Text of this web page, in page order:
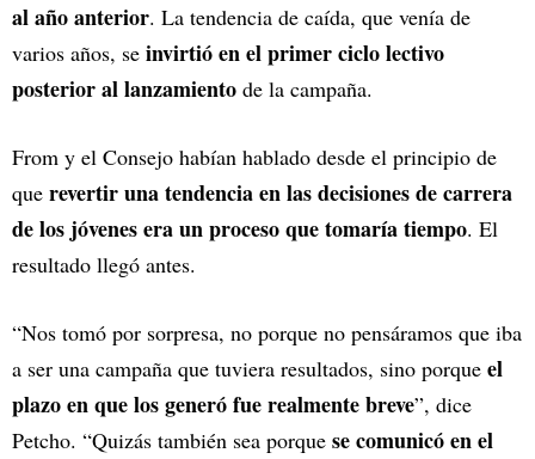
al año anterior. La tendencia de caída, que venía de
varios años, se invirtió en el primer ciclo lectivo
posterior al lanzamiento de la campaña.
From y el Consejo habían hablado desde el principio de
que revertir una tendencia en las decisiones de carrera
de los jóvenes era un proceso que tomaría tiempo. El
resultado llegó antes.
“Nos tomó por sorpresa, no porque no pensáramos que iba
a ser una campaña que tuviera resultados, sino porque el
plazo en que los generó fue realmente breve”, dice
Petcho. “Quizás también sea porque se comunicó en el